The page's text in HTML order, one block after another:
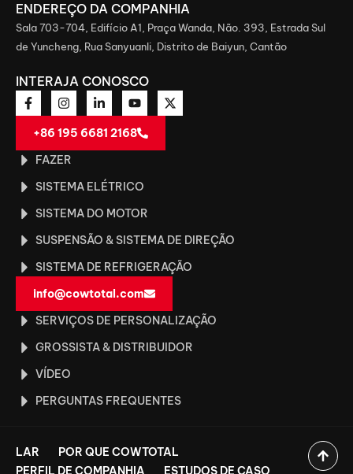
ENDEREÇO ​​DA COMPANHIA
Sala 703-704, Edifício A1, Praça Wanda, Não. 393, Estrada Sul
de Yuncheng, Rua Sanyuanli, Distrito de Baiyun, Cantão
INTERAJA CONOSCO
+86 195 6681 2168
FAZER
SISTEMA ELÉTRICO
SISTEMA DO MOTOR
SUSPENSÃO & SISTEMA DE DIREÇÃO
SISTEMA DE REFRIGERAÇÃO
info@cowtotal.com
SERVIÇOS DE PERSONALIZAÇÃO
GROSSISTA & DISTRIBUIDOR
VÍDEO
PERGUNTAS FREQUENTES
LAR
POR QUE COWTOTAL
PERFIL DE COMPANHIA
ESTUDOS DE CASO